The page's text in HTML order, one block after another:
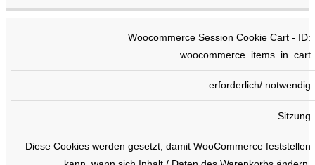
Woocommerce Session Cookie Cart - ID:
woocommerce_items_in_cart
erforderlich/ notwendig
Sitzung
Diese Cookies werden gesetzt, damit WooCommerce feststellen